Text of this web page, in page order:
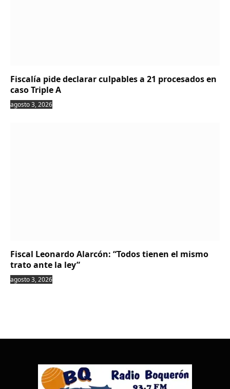
Fiscalía pide declarar culpables a 21 procesados en
caso Triple A
agosto 3, 2026
Fiscal Leonardo Alarcón: “Todos tienen el mismo
trato ante la ley”
agosto 3, 2026